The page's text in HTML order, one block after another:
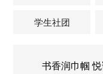
学生社团
书香润巾帼